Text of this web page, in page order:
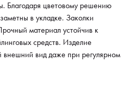
Благодаря цветовому решению
в укладке. Заколки
материал устойчив к
средств. Изделие
внешний вид даже при регулярном